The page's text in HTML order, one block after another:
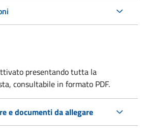
presentando tutta la
consultabile in formato PDF.
e documenti da allegare